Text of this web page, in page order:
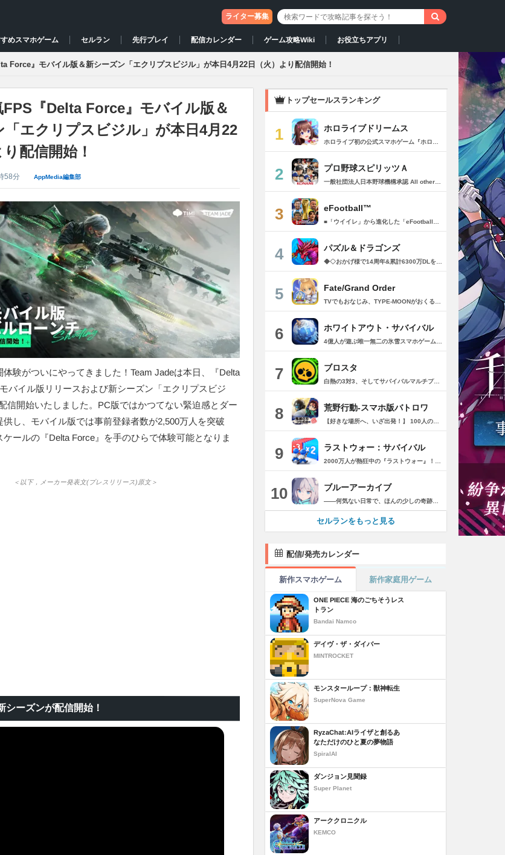
ライター募集
めスマホゲーム セルラン 先行プレイ 配信カレンダー ゲーム攻略Wiki お役立ちアプリ
Force』モバイル版＆新シーズン「エクリプスビジル」が本日4月22日（火）より配信開始！
FPS『Delta Force』モバイル版＆
「エクリプスビジル」が本日4月22
配信開始！
58分 AppMedia編集部
体験がついにやってきました！Team Jadeは本日、『Delta
バイル版リリースおよび新シーズン「エクリプスビジ
信開始いたしました。PC版ではかつてない緊迫感とダー
供し、モバイル版では事前登録者数が2,500万人を突破
ケールの『Delta Force』を手のひらで体験可能となりま
＜以下，メーカー発表文(プレスリリース)原文＞
シーズンが配信開始！
トップセールスランキング
1 ホロライブドリームス
2 プロ野球スピリッツＡ
3 eFootball™
4 パズル＆ドラゴンズ
5 Fate/Grand Order
6 ホワイトアウト・サバイバル
7 ブロスタ
白熱の3対3、そしてサバイバルマルチプレイを楽しめるモバイルゲーム！3分間で展開する様々なゲームモード… 友達と共闘するもよし、一人で戦うもよし。 強力な必殺技や特殊能力を持ったキャラクターを入手して、アップグレードしましょう。ユニークなスキンを集めれば、戦場でひときわ目立つこと間違いなし！ブロスタワールドの不思議なステージで、バトルを繰り広げましょう！ ブロスタは無料でダウンロードおよびプレイが可能ですが、一部のゲーム内アイテムを有料で購入いただくことも可能です（ランダムなアイテムを含む）。ゲーム内アイテムの有料購入を希望しない場合は、デバイスの設定からアプリ内課金を無効にしてください。 様々なゲームモードで戦おう エメラルドハント（3対3）：チームの仲間と共に敵チームに勝利！エメラルドを10個集めたら最後まで守り抜きましょう。倒されるとエメラルドも失います。 バトルロイヤル（ソロ/デュオ）：生き残りをかけたサバイバルモード。キャラクターのパワーアップを集めましょう。デュオまたはソロモードを選んだら、大混乱の戦場で最後まで生き延びた者が勝者となります。そして勝者がすべてを独り占めします！ ブロストライカー（3対3）：ひと味違うゲームモードです！サッカーの腕試しといきましょう。先に2ゴールを決めたチームが勝利します。なおレッドカードはありませんので、激しいバトルにご注意ください。 賞金稼ぎ（3対3）：敵を倒して星を獲得！自分の星も守り抜きましょう。より多くの星を集めたチームの勝利です。 強奪（3対3）：チームの金庫を守りながら、敵チームの金庫の破壊を目指します。ひっそりと前進したら、豪快にお宝までの道を切り拓きましょう！ 特別イベント：期間限定の特別な対人および対CPUゲームモードです。 チャンピオンシップチャレンジ：ブロスタのゲーム内予選に参加して、eスポーツの世界に飛び込みましょう！ キャラクターのアンロックとアップグレード 強力な必殺技や特殊能力を持ったキャラクターを集めて、アップグレードしましょう。キャラクターを強化して、ユニークなスキンを集めましょう。 ブロスタパス クエストやブロスタボックス、エメラルド、ピンズ、そしてブロスタパス限定スキンなど、特典が盛りだくさん！シーズンごとに特典は変わります。 MVPプレイヤーになろう ローカルのランキングを駆け上がり、あなたの強さを証明しましょう！ どんな時も進化しよう 新たなキャラクターやスキン、マップ、特別イベント、ゲームモードを探し求めましょう。 特徴： 3対3のリアルタイム対戦で世界中のプレイヤーとバトル 白熱のモバイル向けサバイバルマルチプレイ 独自の攻撃や必殺技を持った、強力な新キャラクターをアンロック 日々入れ替わるイベントとゲームモード バトルは一人でも、フレンドと一緒でもプレイ可能 グローバルまたはローカルのランキングを駆け上がろう 仲間とクラブを結成したり参加したりして、情報交換しながら共に戦おう スキンをアンロックしてキャラクターをカスタマイズ プレイヤーが作った攻略の難しい新マップ クラッシュ・オブ・クラン、クラッシュ・ロワイヤル、ブーム・ビーチの制作会社がお届けするバトルゲーム！ サポート： サポートが必要な際は、ゲーム内の設定の「ヘルプとサポート」からご連絡いただくか、http://supercell.helpshift.com/a/brawl-stars/をご覧ください。 プライバシーポリシー： http://supercell.com/en/privacy-policy/jp/ サービス利用規約： http://supercell.com/en/terms-of-service/jp/ 保護者の皆さまへ： http://supercell.com/en/parents/jp/
8 荒野行動-スマホ版バトロワ
9 ラストウォー：サバイバル
10 ブルーアーカイブ
セルランをもっと見る
配信/発売カレンダー
新作スマホゲーム 新作家庭用ゲーム
ONE PIECE 海のごちそうレス
トラン
Bandai Namco
デイヴ・ザ・ダイバー
MINTROCKET
モンスターループ：獣神転生
SuperNova Game
RyzaChat:AIライザと創るあ
なただけのひと夏の夢物語
SpiralAI
ダンジョン見聞録
Super Planet
アーククロニクル
KEMCO